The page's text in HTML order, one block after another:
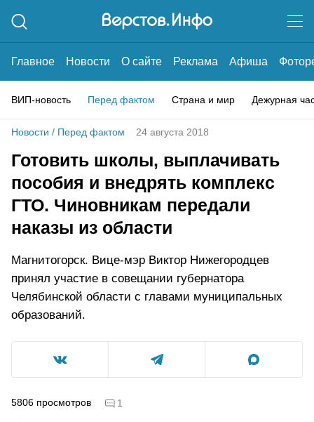
Главное Новости О сайте Реклама Афиша
ВИП-новость Перед фактом Страна и мир Дежурная
Новости / Перед фактом 24 августа 2018
Готовить школы, выплачивать
пособия и внедрять комплекс
ГТО. Чиновникам передали
наказы из области
Магнитогорск. Вице-мэр Виктор Нижегородцев
принял участие в совещании губернатора
Челябинской области с главами муниципальных
образований.
5806 просмотров 1